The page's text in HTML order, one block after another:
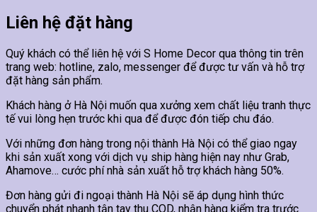
Liên hệ đặt hàng
Quý khách có thể liên hệ với S Home Decor qua thông tin trên
trang web: hotline, zalo, messenger để được tư vấn và hỗ trợ
đặt hàng sản phẩm.
Khách hàng ở Hà Nội muốn qua xưởng xem chất liệu tranh thực
tế vui lòng hẹn trước khi qua để được đón tiếp chu đáo.
Với những đơn hàng trong nội thành Hà Nội có thể giao ngay
khi sản xuất xong với dịch vụ ship hàng hiện nay như Grab,
Ahamove… cước phí nhà sản xuất hỗ trợ khách hàng 50%.
Đơn hàng gửi đi ngoại thành Hà Nội sẽ áp dụng hình thức
chuyển phát nhanh tận tay thu COD, nhận hàng kiểm tra trước